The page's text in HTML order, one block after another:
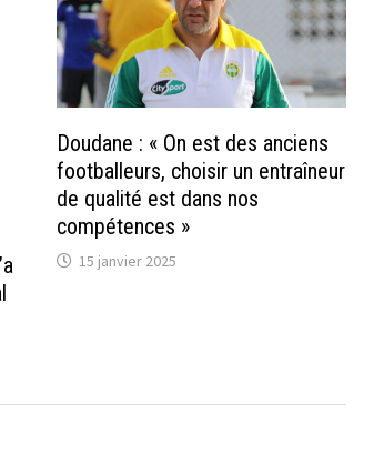
Doudane : « On est des anciens
footballeurs, choisir un entraîneur
de qualité est dans nos
compétences »
15 janvier 2025